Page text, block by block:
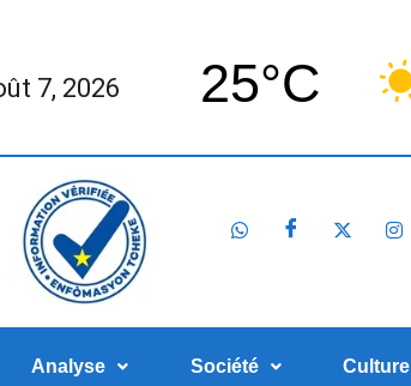
7, 2026 25°C
Analyse Société Culture